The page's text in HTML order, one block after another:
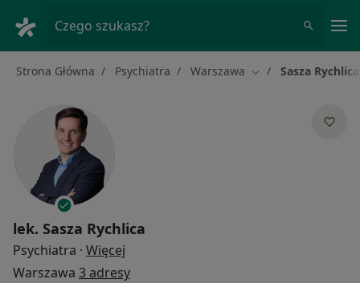
Czego szukasz?
Strona Główna Psychiatra Warszawa Zmień miasto
Sasza Rychlica
lek. Sasza Rychlica
Psychiatra · Więcej
Warszawa 3 adresy